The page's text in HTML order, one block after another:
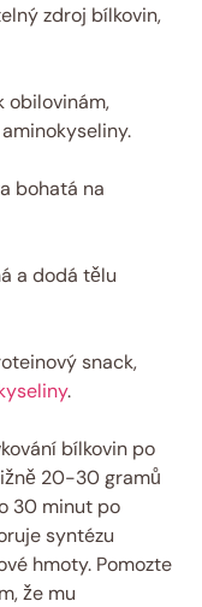
zdroj bílkovin,
obilovinám,
bohatá na
a dodá tělu
snack,
.
bílkovin po
20-30 gramů
30 minut po
syntézu
hmoty. Pomozte
že mu